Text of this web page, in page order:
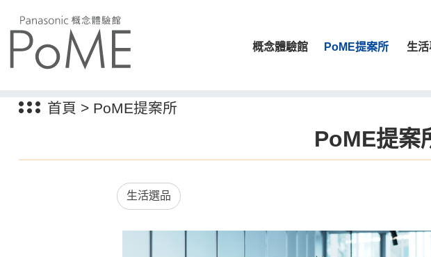
概念體驗館 PoME提案所 生活
首頁 > PoME提案所
PoME提案
生活選品